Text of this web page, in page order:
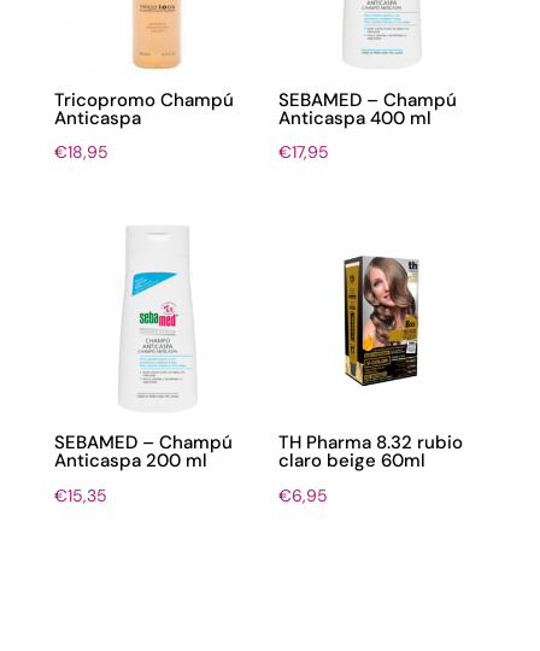
Tricopromo Champú
Anticaspa
€18,95
SEBAMED – Champú
Anticaspa 400 ml
€17,95
SEBAMED – Champú
Anticaspa 200 ml
€15,35
TH Pharma 8.32 rubio
claro beige 60ml
€6,95